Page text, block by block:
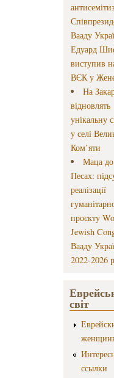
Вааду
Едуард
виступив
ВЄК у
На
відновлять
унікальну
у селі
Ком’яти
Маца до
Песах:
реалізації
проєкту
Jewish
Вааду
2022-2026
світ
ссылки